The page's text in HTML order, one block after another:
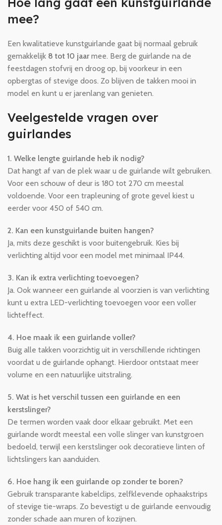
mee?
Een kwalitatieve kunstguirlande gaat bij normaal gebruik
gemakkelijk 8 tot 10 jaarmee. Berg de guirlande na de
feestdagen stofvrij en droog op, bij voorkeur in een
opbergtas of stevige doos. Zo blijven de takken mooi in
model en kunt u er jarenlang van genieten.
Veelgestelde vragen over
guirlandes
1. Welke lengte guirlande heb ik nodig?
Dat hangt af van de plek waar u de guirlande wilt gebruiken.
Voor een schouw of deur is 180 tot 270 cm meestal
voldoende. Voor een trapleuning of grote gevel kiest u
eerder voor 450 of 540 cm.
2. Kan een kunstguirlande buiten hangen?
Ja, mits deze geschikt is voor buitengebruik. Kies bij
verlichting altijd voor een model met minimaal IP44.
3. Kan ik extra verlichting toevoegen?
Ja. Ook wanneer een guirlande al voorzien is van verlichting
kunt u extra LED-verlichting toevoegen voor een voller
lichteffect.
4. Hoe maak ik een guirlande voller?
Buig alle takken voorzichtig uit in verschillende richtingen
voordat u de guirlande ophangt. Hierdoor ontstaat meer
volume en een natuurlijke uitstraling.
5. Wat is het verschil tussen een guirlande en een
kerstslinger?
De termen worden vaak door elkaar gebruikt. Met een
guirlande wordt meestal een volle slinger van kunstgroen
bedoeld, terwijl een kerstslinger ook decoratieve linten of
lichtslingers kan aanduiden.
6. Hoe hang ik een guirlande op zonder te boren?
Gebruik transparante kabelclips, zelfklevende ophaakstrips
of stevige tie-wraps. Zo bevestigt u de guirlande eenvoudig
zonder schade aan muren of kozijnen.